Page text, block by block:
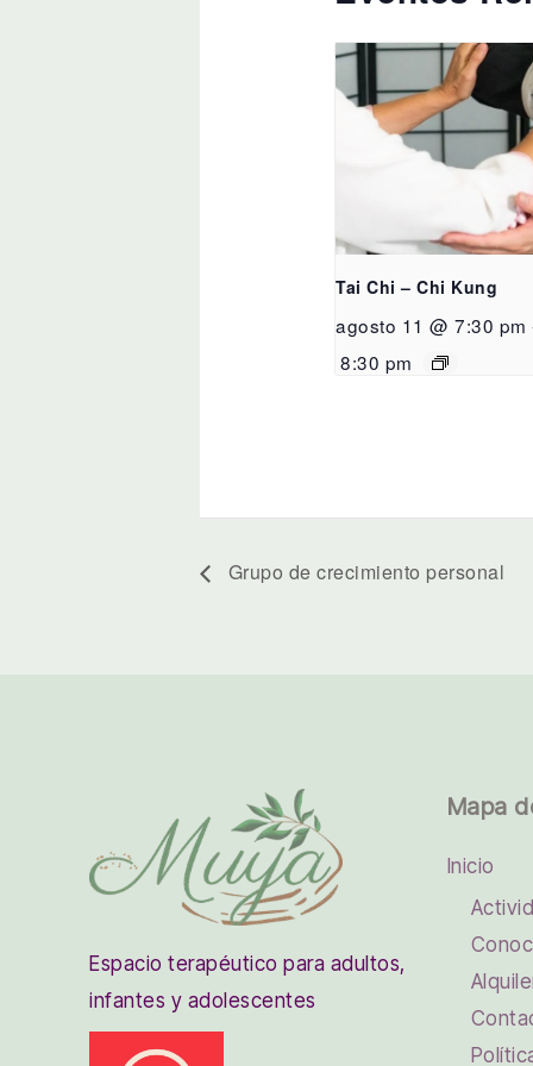
Tai Chi – Chi Kung
agosto 11 @ 7:30 pm
8:30 pm
Grupo de crecimiento personal
Espacio terapéutico para adultos,
infantes y adolescentes
Mapa
Inicio